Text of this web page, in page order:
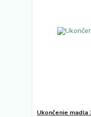
Ukončenie madla